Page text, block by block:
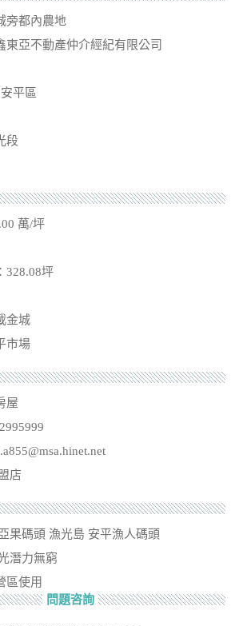
旁都內農地
東亞不動產仲介經紀有限公司
平區
段
萬/坪
328.08坪
金城
市場
屋
店
果碼頭 漁光島 安平漁人碼頭
潛力無窮
區使用
問題咨詢